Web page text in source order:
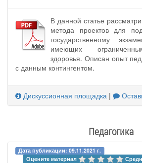
В данной статье
метода проектов для
государственному
имеющих
здоровья. Описан опыт
с данным контингентом.
Дискуссионная площадка |
Педагогика
Дата публикации: 09.11.2021 г.
Оцените материал